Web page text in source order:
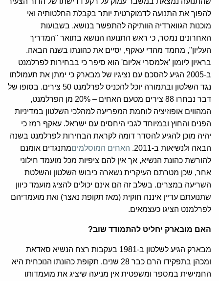
להפוך את התנועה לדמוקרטית יותר בקבלת החלטותיה ואי
מוכנות הגווארדיה הוותיקה להתפשר בנושא. בשבועות
האחרונים נמסר, כי ראש התנועה הנושא בתואר "המדריך
העליון", מחמד מהדי עאקף, יסיים את כהונתו בשנה הבאה.
בראיון ליומון 'אלמסרי אליום' הוא סיפר כי בבחירות לפרלמנט
ב-2005 הגיע להסכם עם נציגיו של מבארק כי ימתן את תעמולתו
נגד השלטון ובתמורה יוכל להכניס לפרלמנט 50 צירים. בסופו של
דבר נבחרו 88 צירים מטעם האחים – 20% מן הפרלמנט,
המהווים אופוזיציה לוחמת המפריעה למהלכי השלטון במדיניות
הפנים והחוץ ובמיוחד לגבי היחסים עם ישראל. עאקף רמז כי
יהיה מוכן להגיע להסדר דומה לקראת הבחירות לפרלמנט בשנה
הבאה ולנשיאות ב-2011.
האחים המוסלמיםמתנגדים אומנם
להורשת כהונת הנשיא, אך אין להם ציפיות מכל מועמד חילוני
אחר, שכן מטרתם העיקרית נשארה כיבוש השלטון והשלטת
השריעה במצרים. בשלב זה הם אינם יכולים להציג מועמד כיוון
שתנועתם עדיין איננה חוקית (מאז תקופת נאצר) ואת מועמדיהם
לפרלמנט הציגו כעצמאים.
האם מובארק יחליט להתמודד שוב?
מבארק הגיע לשלטון ב-1981 בעקבות רצח הנשיא סאדאת
ומכהן בתפקידו הרם כבר 28 שנים. תקופת כהונתו הנוכחית היא
החמישית במספר ומשפטית אין מניעה שיציג את מועמדותו